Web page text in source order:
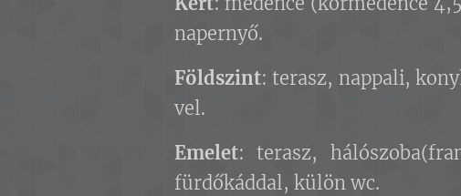
napernyő.
Földszint: terasz, nappali,
vel.
Emelet: terasz,
fürdőkáddal, külön wc.